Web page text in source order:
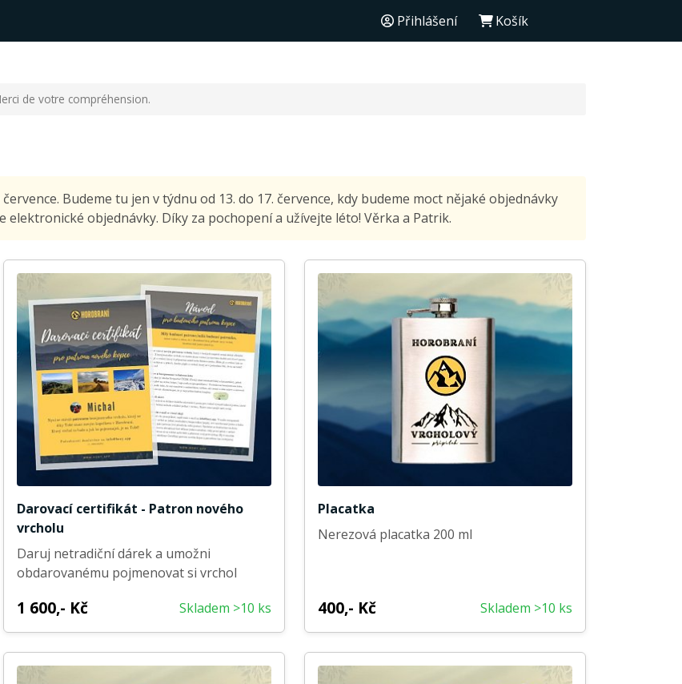
Přihlášení Košík
de votre compréhension.
Budeme tu jen v týdnu od 13. do 17. července, kdy budeme moct nějaké objednávky
elektronické objednávky. Díky za pochopení a užívejte léto! Věrka a Patrik.
Darovací certifikát - Patron nového
vrcholu
Daruj netradiční dárek a umožni
obdarovanému pojmenovat si vrchol
1 600,- Kč Skladem >10 ks
Placatka
Nerezová placatka 200 ml
400,- Kč Skladem >10 ks